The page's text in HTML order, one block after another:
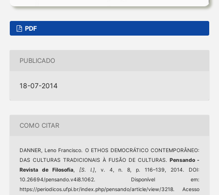
PDF
PUBLICADO
18-07-2014
COMO CITAR
DANNER, Leno Francisco. O ETHOS DEMOCRÁTICO CONTEMPORÂNEO:
DAS CULTURAS TRADICIONAIS À FUSÃO DE CULTURAS.Pensando -
Revista de Filosofia, [S. l.], v. 4, n. 8, p. 116–139, 2014. DOI:
10.26694/pensando.v4i8.1062. Disponível em:
https://periodicos.ufpi.br/index.php/pensando/article/view/3218. Acesso